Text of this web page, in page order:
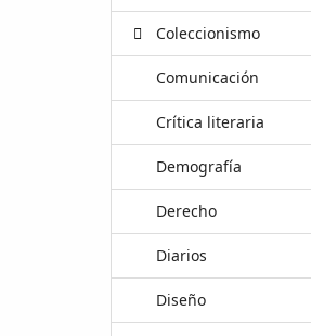
Coleccionismo
Comunicación
Crítica literaria
Demografía
Derecho
Diarios
Diseño